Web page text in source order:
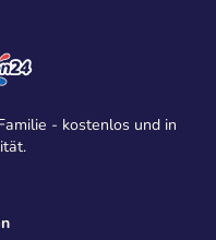
- kostenlos und in